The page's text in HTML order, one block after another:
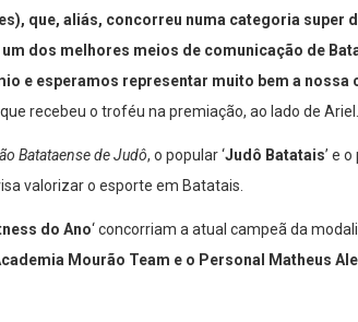
que, aliás, concorreu numa categoria super
dos melhores meios de comunicação de
e esperamos representar muito bem a nossa
recebeu o troféu na premiação, ao lado de Ariel.
Batataense de Judô, o popular ‘Judô Batatais’ e
valorizar o esporte em Batatais.
do Ano‘ concorriam a atual campeã da
Mourão Team e o Personal Matheus